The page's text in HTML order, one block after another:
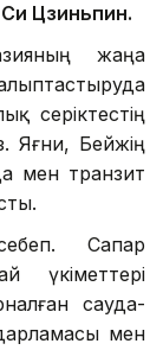
Цзиньпин.
жаңа
серіктестің
Яғни, Бейжің
мен транзит
Сапар
үкіметтері
сауда-
мен